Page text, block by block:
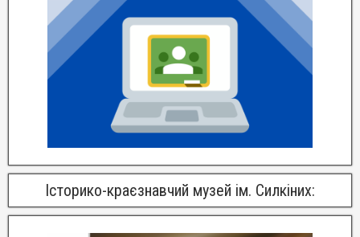
Історико-краєзнавчий музей ім. Силкіних: